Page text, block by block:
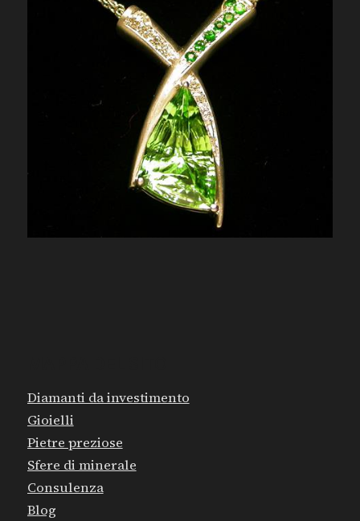
Diamanti da investimento
Gioielli
Pietre preziose
Sfere di minerale
Consulenza
Blog